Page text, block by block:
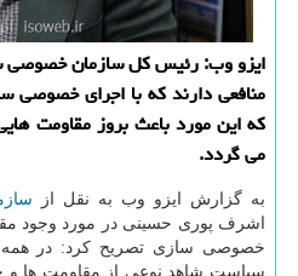
ایزو وب: رئیس كل سازمان خصوصی
منافعی دارند كه با اجرای خصوصی
كه این مورد باعث بروز مقاومت
می گردد.
به گزارش ایزو وب به نقل از
اشرف پوری حسینی در مورد وجود
خصوصی سازی تصریح كرد: در همه
سیاست شاهد نوعی از مقاومت ها و